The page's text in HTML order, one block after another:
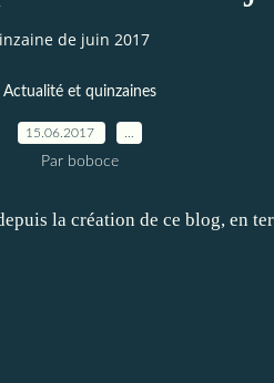
de juin 2017
Actualité et quinzaines
15.06.2017
Par boboce
la création de ce blog, en